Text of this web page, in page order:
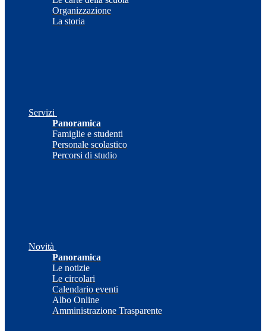
Organizzazione
La storia
Servizi
Panoramica
Famiglie e studenti
Personale scolastico
Percorsi di studio
Novità
Panoramica
Le notizie
Le circolari
Calendario eventi
Albo Online
Amministrazione Trasparente